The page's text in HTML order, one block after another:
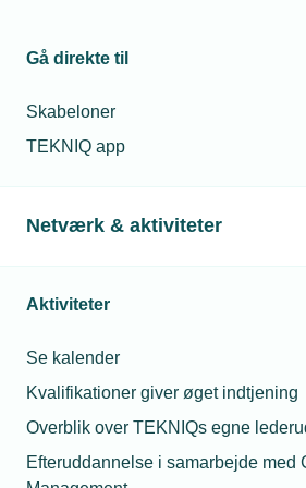
Gå direkte til
Skabeloner
TEKNIQ app
Netværk & aktiviteter
Aktiviteter
Se kalender
Kvalifikationer giver øget indtjening
Overblik over TEKNIQs egne
Efteruddannelse i samarbejde med
stiger – men
31. jan. 2022
virksomheden
grøn
Relaterede nyheder